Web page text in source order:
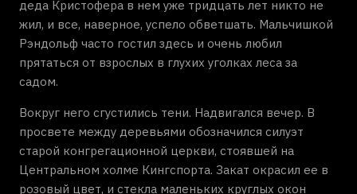
деда Кристофера в нем уже тридцать лет никто не
жил, и все, наверное, успело обветшать. Мальчишкой
Рэндольф часто гостил здесь и очень любил
прятаться от взрослых в глухих уголках леса за
садом.
Вокруг него сгустились тени. Надвигался вечер. В
просвете между деревьями обозначился силуэт
старой конгрегационной церкви, стоявшей на
Центральном холме Кингспорта. Закат окрасил ее в
розовый цвет, и стекла маленьких круглых окон